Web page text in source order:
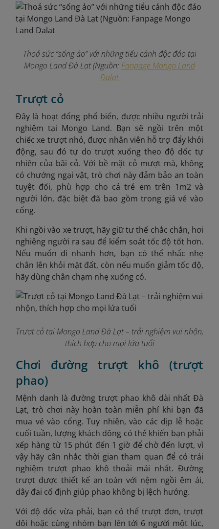
Thoả sức “sống ảo” với những tiểu cảnh độc đáo tại
Mongo Land Đà Lạt (Nguồn: Fanpage Mongo Land
Dalat
Trượt cỏ
Đây là hoạt đổng phổ biến, được nhiều người trải
nghiệm tại Mongo Land. Bạn sẽ ngồi trên một
chiếc xe trượt nhỏ, được nhân viên hỗ trợ đẩy khởi
động, sau đó tự do trượt xuống theo độ dốc tự
nhiên của bãi cỏ. Với bề mặt cỏ mượt mà, không
có chướng ngại vật, trò chơi này đảm bảo an toàn
tuyệt đối, phù hợp cho cả trẻ em trên 1m2 và
người lớn, đặc biệt đã bao gồm trong giá vé vào
cổng.
Khi ngồi vào xe trượt, hãy giữ tư thế chắc chắn, hơi
nghiêng người ra sau để kiểm soát tốc độ tốt hơn.
Nếu muốn đi nhanh hơn, bạn có thể nhấc nhẹ
chân lên khỏi mặt đất, còn nếu muốn giảm tốc độ,
hãy dùng chân chạm nhẹ xuống cỏ.
Trượt cỏ tại Mongo Land Đà Lạt – trải nghiệm vui nhộn,
thích hợp cho mọi lứa tuổi
Chơi đường trượt khô (trượt
phao)
Mệnh danh là đường trượt phao khô dài nhất Đà
Lạt, trò chơi này hoàn toàn miễn phí khi bạn đã
mua vé vào cổng. Tuy nhiên, vào các dịp lễ hoặc
cuối tuần, lượng khách đông có thể khiến bạn phải
xếp hàng từ 15 phút đến 1 giờ để chờ đến lượt, vì
vậy hãy cân nhắc thời gian tham quan để có trải
nghiệm trượt phao khô thoải mái nhất. Đường
trượt được thiết kế an toàn với nệm ngồi êm ái,
dây đai cố định giúp phao không bị lệch hướng.
Với độ dốc vừa phải, bạn có thể trượt đơn, trượt
đôi hoặc cùng nhóm bạn lên tới 6 người một lúc,